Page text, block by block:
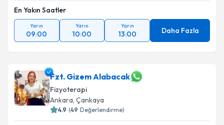
En Yakın Saatler
Yarın
09:00
Yarın
10:00
Yarın
13:00 Daha Fazla
Fzt. Gizem Alabacak
Fizyoterapi
Ankara, Çankaya
4.9 (49 Değerlendirme)